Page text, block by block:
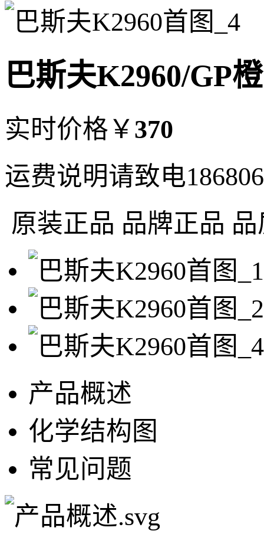
巴斯夫K2960/GP橙
实时价格￥370
运费说明请致电
原装正品 品牌正品
产品概述
化学结构图
常见问题